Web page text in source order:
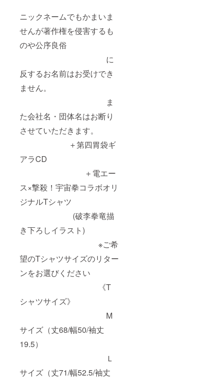
ニックネームでもかまいま
せんが著作権を侵害するも
のや公序良俗
に
反するお名前はお受けでき
ません。
ま
た会社名・団体名はお断り
させていただきます。
＋第四胃袋ギ
アラCD
＋電エー
ス×撃殺！宇宙拳コラボオリ
ジナルTシャツ
(破李拳竜描
き下ろしイラスト)
※ご希
望のTシャツサイズのリター
ンをお選びください
《T
シャツサイズ》
M
サイズ（丈68/幅50/袖丈
19.5）
Ｌ
サイズ（丈71/幅52.5/袖丈